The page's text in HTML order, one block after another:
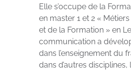
Elle s’occupe de la
en master 1 et 2 «
et de la Formation » en
communication a
dans l’enseignement du
dans d’autres